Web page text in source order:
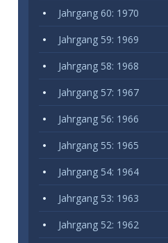
Jahrgang 60: 1970
Jahrgang 59: 1969
Jahrgang 58: 1968
Jahrgang 57: 1967
Jahrgang 56: 1966
Jahrgang 55: 1965
Jahrgang 54: 1964
Jahrgang 53: 1963
Jahrgang 52: 1962